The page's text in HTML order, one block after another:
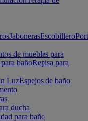
JabonerasEscobillero
de muebles para
bañoRepisa para
LuzEspejos de baño
ducha
para baño